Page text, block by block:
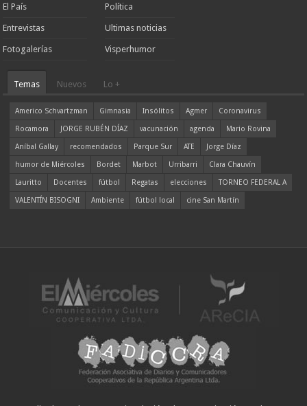
El País
Entrevistas
Fotogalerías
Política
Ultimas noticias
Visperhumor
Temas Nuevos Lo +
Americo Schvartzman Gimnasia Insólitos Agmer
Coronavirus
Rocamora
JORGE RUBÉN DÍAZ vacunación agenda
Mario Rovina
Aníbal Gallay
recomendados Parque Sur ATE
Jorge Díaz
humor de Miércoles
Bordet Marbot Urribarri
Clara Chauvín
Lauritto
Docentes fútbol Regatas elecciones
TORNEO FEDERAL A
VALENTÍN BISOGNI
Ambiente fútbol local cine San Martín